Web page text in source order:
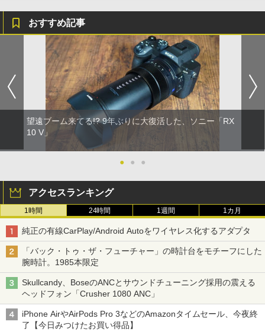
おすすめ記事
望遠ブーム来てる!? 9年ぶりに大復活した、ソニー「RX
10 V」
● ● ●
アクセスランキング
1時間 24時間 1週間 1カ月
純正の有線CarPlay/Android Autoをワイヤレス化するアダプタ
「バック・トゥ・ザ・フューチャー」の時計台をモチーフにした
腕時計。1985本限定
Skullcandy、BoseのANCとサウンドチューニング採用の震える
ヘッドフォン「Crusher 1080 ANC」
iPhone AirやAirPods Pro 3などのAmazonタイムセール、今夜終
了【今日みつけたお買い得品】